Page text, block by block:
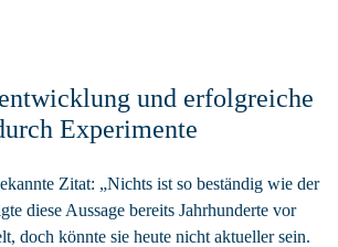
und erfolgreiche
Experimente
Zitat: „Nichts ist so beständig wie der
diese Aussage bereits Jahrhunderte vor
doch könnte sie heute nicht aktueller sein.